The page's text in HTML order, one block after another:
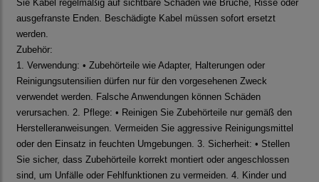
Sie Kabel regelmäßig auf sichtbare Schäden wie Brüche, Risse oder
ausgefranste Enden. Beschädigte Kabel müssen sofort ersetzt
werden.
Zubehör:
1. Verwendung: • Zubehörteile wie Adapter, Halterungen oder
Reinigungsutensilien dürfen nur für den vorgesehenen Zweck
verwendet werden. Falsche Anwendungen können Schäden
verursachen. 2. Pflege: • Reinigen Sie Zubehörteile nur gemäß den
Herstelleranweisungen. Vermeiden Sie aggressive Reinigungsmittel
oder den Einsatz in feuchten Umgebungen. 3. Sicherheit: • Stellen
Sie sicher, dass Zubehörteile korrekt montiert oder angeschlossen
sind, um Unfälle oder Fehlfunktionen zu vermeiden. 4. Kinder und